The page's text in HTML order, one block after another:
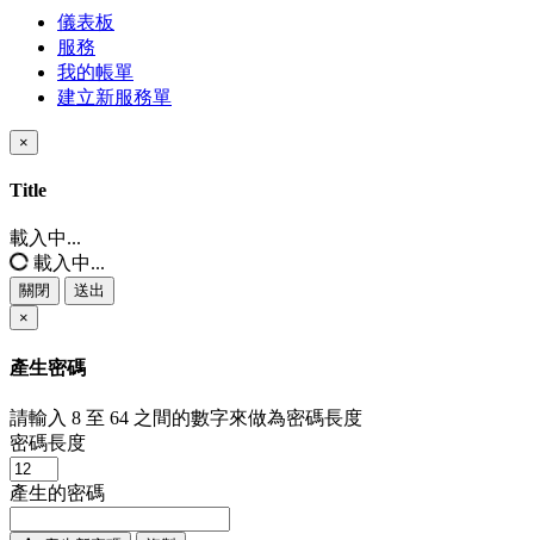
儀表板
服務
我的帳單
建立新服務單
×
關
閉
Title
載入中...
載入中...
關閉
送出
×
產生密碼
請輸入 8 至 64 之間的數字來做為密碼長度
密碼長度
產生的密碼